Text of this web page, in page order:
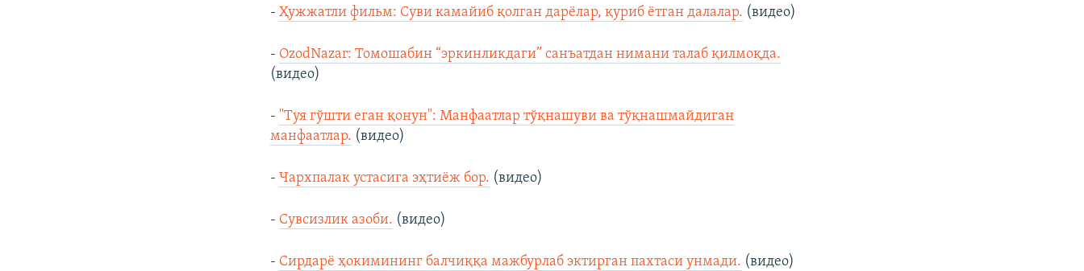
-Ҳужжатли фильм: Суви камайиб қолган дарёлар, қуриб ётган далалар. (видео)
- OzodNazar: Томошабин “эркинликдаги” санъатдан нимани талаб қилмоқда.
(видео)
- "Туя гўшти еган қонун": Манфаатлар тўқнашуви ва тўқнашмайдиган
манфаатлар. (видео)
-Чархпалак устасига эҳтиёж бор. (видео)
- Сувсизлик азоби. (видео)
- Сирдарё ҳокимининг балчиққа мажбурлаб эктирган пахтаси унмади. (видео)